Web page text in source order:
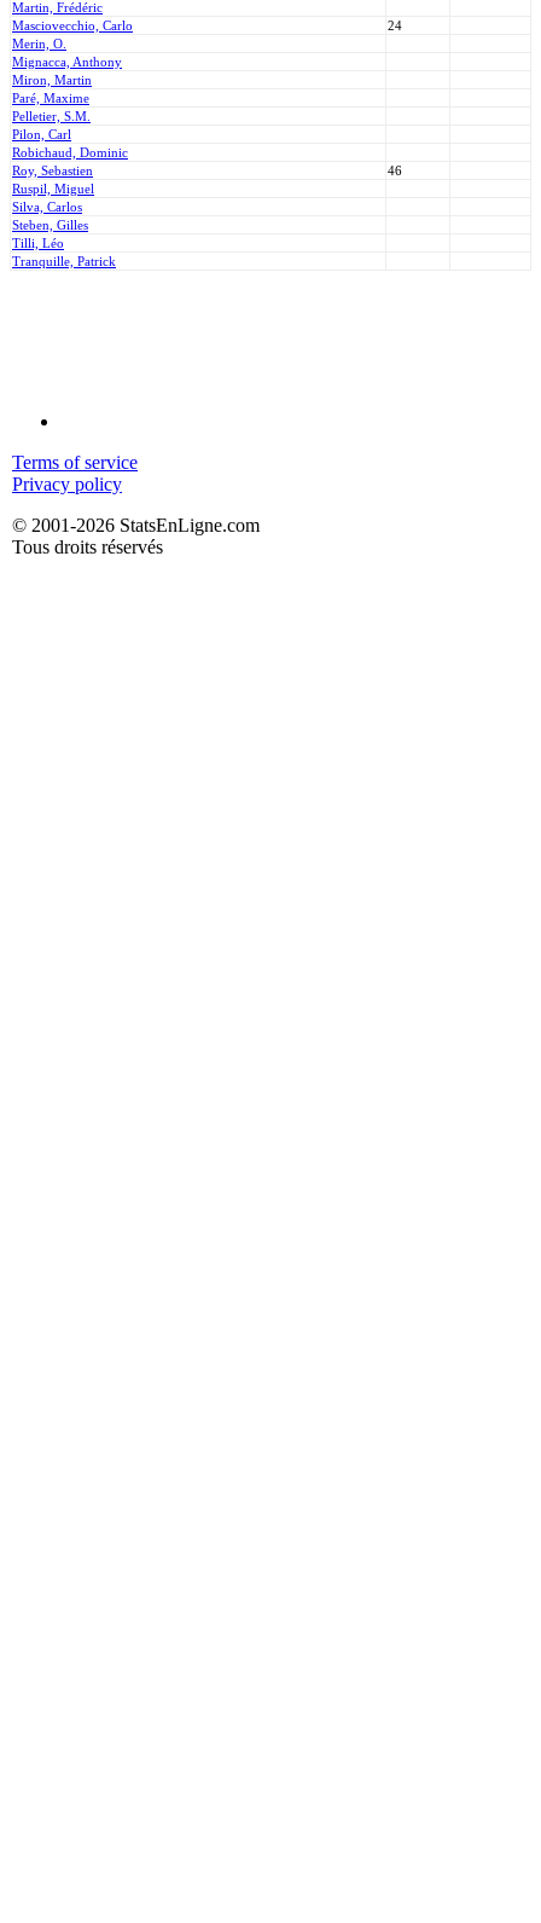
Martin, Frédéric
Masciovecchio, Carlo
24
Merin, O.
Mignacca, Anthony
Miron, Martin
Paré, Maxime
Pelletier, S.M.
Pilon, Carl
Robichaud, Dominic
Roy, Sebastien
46
Ruspil, Miguel
Silva, Carlos
Steben, Gilles
Tilli, Léo
Tranquille, Patrick
Terms of service
Privacy policy
© 2001-2026 StatsEnLigne.com
Tous droits réservés